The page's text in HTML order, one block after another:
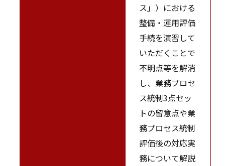
ス」）における
整備・運用評価
手続を演習して
いただくことで
不明点等を解消
し、業務プロセ
ス統制3点セッ
トの留意点や業
務プロセス統制
評価後の対応実
務について解説